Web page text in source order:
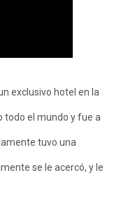
exclusivo hotel en la
todo el mundo y fue a
tuvo una
se le acercó, y le